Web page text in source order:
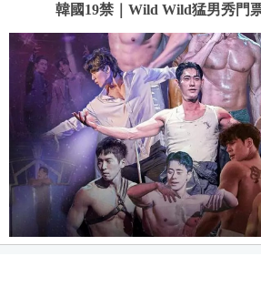
韓國19禁｜Wild Wild猛男秀門